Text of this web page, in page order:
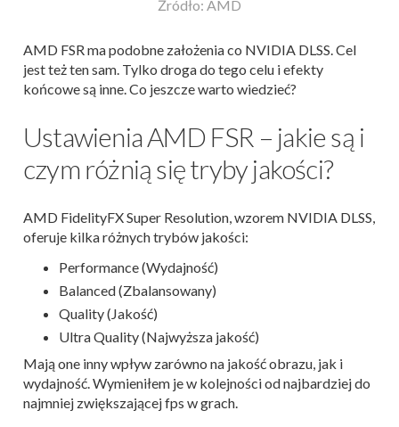
Źródło: AMD
AMD FSR ma podobne założenia co NVIDIA DLSS. Cel
jest też ten sam. Tylko droga do tego celu i efekty
końcowe są inne. Co jeszcze warto wiedzieć?
Ustawienia AMD FSR – jakie są i
czym różnią się tryby jakości?
AMD FidelityFX Super Resolution, wzorem NVIDIA DLSS,
oferuje kilka różnych trybów jakości:
Performance (Wydajność)
Balanced (Zbalansowany)
Quality (Jakość)
Ultra Quality (Najwyższa jakość)
Mają one inny wpływ zarówno na jakość obrazu, jak i
wydajność. Wymieniłem je w kolejności od najbardziej do
najmniej zwiększającej fps w grach.